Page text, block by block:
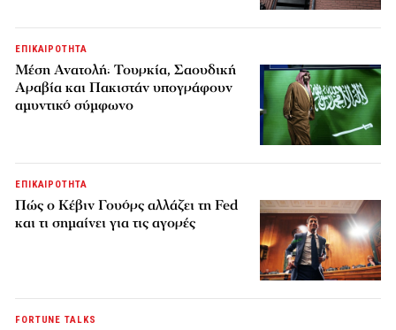
ΕΠΙΚΑΙΡΟΤΗΤΑ
Μέση Ανατολή: Τουρκία, Σαουδική
Αραβία και Πακιστάν υπογράφουν
αμυντικό σύμφωνο
ΕΠΙΚΑΙΡΟΤΗΤΑ
Πώς ο Κέβιν Γουόρς αλλάζει τη Fed
και τι σημαίνει για τις αγορές
FORTUNE TALKS